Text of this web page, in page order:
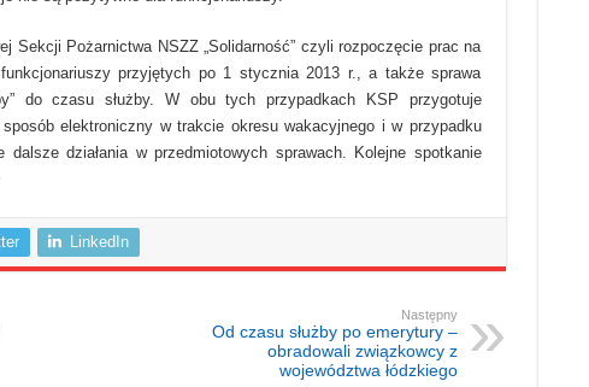
Sekcji Pożarnictwa NSZZ „Solidarność” czyli rozpoczęcie prac na
przyjętych po 1 stycznia 2013 r., a także sprawa
do czasu służby. W obu tych przypadkach KSP przygotuje
elektroniczny w trakcie okresu wakacyjnego i w przypadku
działania w przedmiotowych sprawach. Kolejne spotkanie
LinkedIn
Następny
Od czasu służby po emerytury –
obradowali związkowcy z
województwa łódzkiego